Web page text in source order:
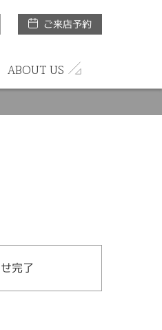
ご来店予約
ABOUT US
完了